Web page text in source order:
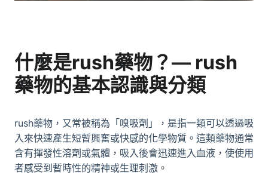
什麼是rush藥物？— rush
藥物的基本認識與分類
rush藥物 ，又常被稱為「嗅吸劑」，是指一類可以透過吸
入來快速產生短暫興奮或快感的化學物質。這類藥物通常
含有揮發性溶劑或氣體，吸入後會迅速進入血液，使使用
者感受到暫時性的精神或生理刺激。